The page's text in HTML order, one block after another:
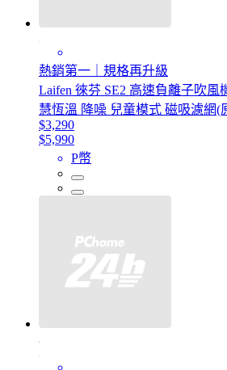
熱銷第一｜規格再升級
Laifen 徠芬 SE2 高速負離子吹風
慧恆溫 降噪 兒童模式 磁吸濾網(
$3,290
$5,990
P幣